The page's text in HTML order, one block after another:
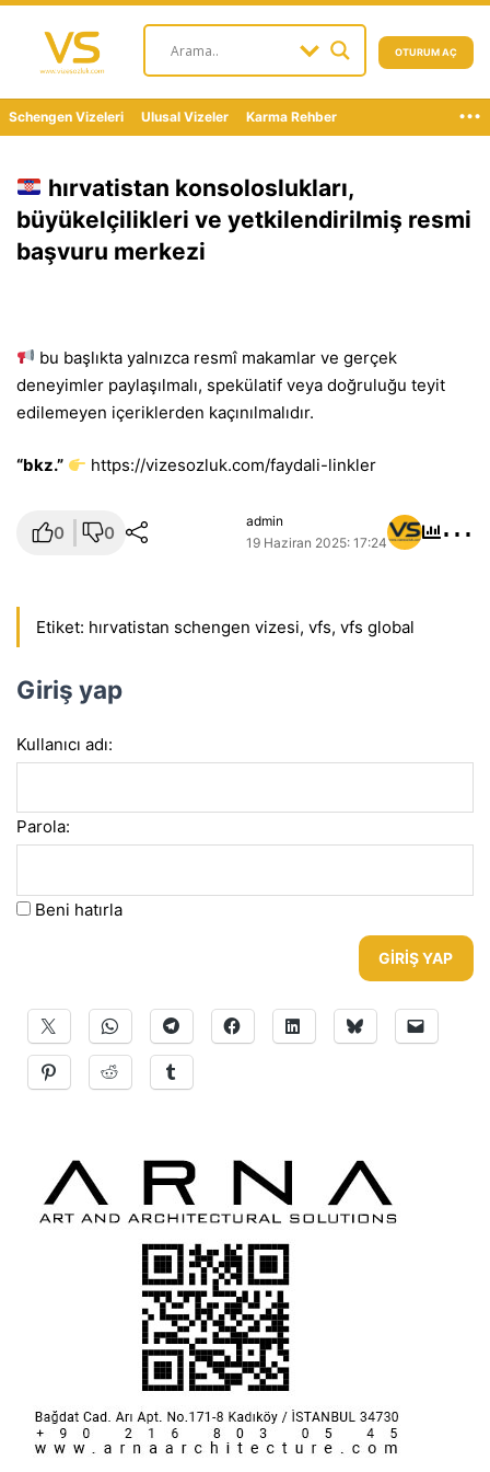
OTURUM AÇ
Schengen Vizeleri Ulusal Vizeler Karma Rehber ...
hırvatistan konsoloslukları,
büyükelçilikleri ve yetkilendirilmiş resmi
başvuru merkezi
bu başlıkta yalnızca resmî makamlar ve gerçek
deneyimler paylaşılmalı, spekülatif veya doğruluğu teyit
edilemeyen içeriklerden kaçınılmalıdır.
“bkz.” https://vizesozluk.com/faydali-linkler
0 0
admin
19 Haziran 2025: 17:24
⋯
Etiket: hırvatistan schengen vizesi, vfs, vfs global
Giriş yap
Kullanıcı adı:
Parola:
Beni hatırla
GIRIŞ YAP